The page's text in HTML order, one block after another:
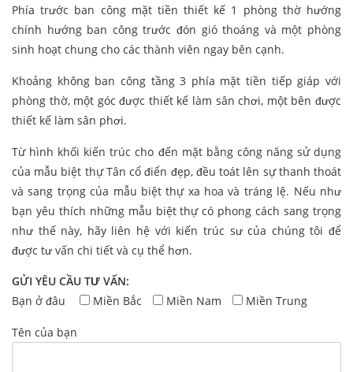
Phía trước ban công mặt tiền thiết kế 1 phòng thờ hướng
chính hướng ban công trước đón gió thoáng và một phòng
sinh hoạt chung cho các thành viên ngay bên cạnh.
Khoảng không ban công tầng 3 phía mặt tiền tiếp giáp với
phòng thờ, một góc được thiết kế làm sân chơi, một bên được
thiết kế làm sân phơi.
Từ hình khối kiến trúc cho đến mặt bằng công năng sử dụng
của mẫu biệt thự Tân cổ điển đẹp, đều toát lên sự thanh thoát
và sang trọng của mẫu biệt thự xa hoa và tráng lệ. Nếu như
bạn yêu thích những mẫu biệt thự có phong cách sang trọng
như thế này, hãy liên hệ với kiến trúc sư của chúng tôi để
được tư vấn chi tiết và cụ thể hơn.
GỬI YÊU CẦU TƯ VẤN:
Bạn ở đâu
Miền Bắc Miền Nam Miền Trung
Tên của bạn